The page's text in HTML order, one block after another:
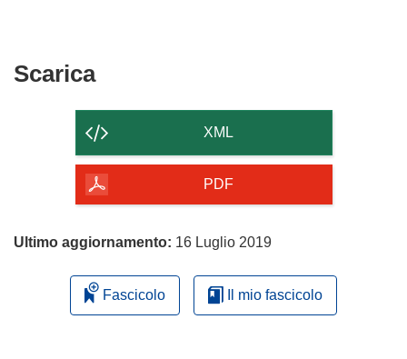
ScaricaScarica
contenuto
della
pagina
XML
PDF
Ultimo aggiornamento: 16 Luglio 2019
Fascicolo Il mio fascicolo